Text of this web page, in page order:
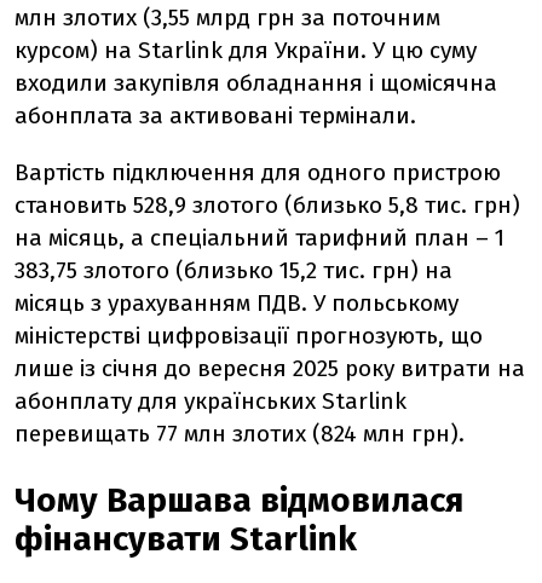
млн злотих (3,55 млрд грн за поточним
курсом) на Starlink для України. У цю суму
входили закупівля обладнання і щомісячна
абонплата за активовані термінали.
Вартість підключення для одного пристрою
становить 528,9 злотого (близько 5,8 тис. грн)
на місяць, а спеціальний тарифний план – 1
383,75 злотого (близько 15,2 тис. грн) на
місяць з урахуванням ПДВ. У польському
міністерстві цифровізації прогнозують, що
лише із січня до вересня 2025 року витрати на
абонплату для українських Starlink
перевищать 77 млн злотих (824 млн грн).
Чому Варшава відмовилася
фінансувати Starlink